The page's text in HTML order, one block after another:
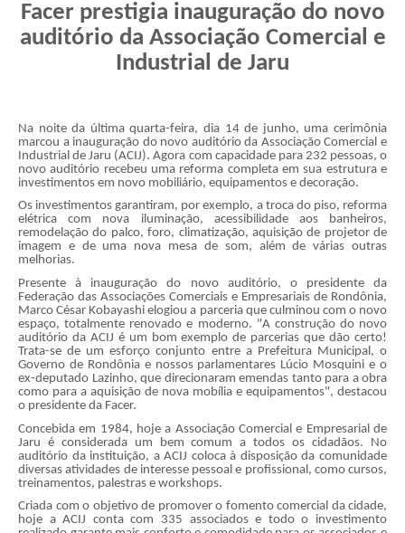
Facer prestigia inauguração do novo
auditório da Associação Comercial e
Industrial de Jaru
Na noite da última quarta-feira, dia 14 de junho, uma cerimônia
marcou a inauguração do novo auditório da Associação Comercial e
Industrial de Jaru (ACIJ). Agora com capacidade para 232 pessoas, o
novo auditório recebeu uma reforma completa em sua estrutura e
investimentos em novo mobiliário, equipamentos e decoração.
Os investimentos garantiram, por exemplo, a troca do piso, reforma
elétrica com nova iluminação, acessibilidade aos banheiros,
remodelação do palco, foro, climatização, aquisição de projetor de
imagem e de uma nova mesa de som, além de várias outras
melhorias.
Presente à inauguração do novo auditório, o presidente da
Federação das Associações Comerciais e Empresariais de Rondônia,
Marco César Kobayashi elogiou a parceria que culminou com o novo
espaço, totalmente renovado e moderno. "A construção do novo
auditório da ACIJ é um bom exemplo de parcerias que dão certo!
Trata-se de um esforço conjunto entre a Prefeitura Municipal, o
Governo de Rondônia e nossos parlamentares Lúcio Mosquini e o
ex-deputado Lazinho, que direcionaram emendas tanto para a obra
como para a aquisição de nova mobília e equipamentos", destacou
o presidente da Facer.
Concebida em 1984, hoje a Associação Comercial e Empresarial de
Jaru é considerada um bem comum a todos os cidadãos. No
auditório da instituição, a ACIJ coloca à disposição da comunidade
diversas atividades de interesse pessoal e profissional, como cursos,
treinamentos, palestras e workshops.
Criada com o objetivo de promover o fomento comercial da cidade,
hoje a ACIJ conta com 335 associados e todo o investimento